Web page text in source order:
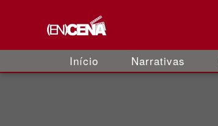
Início Narrativas